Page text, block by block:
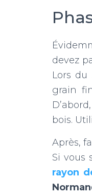
devez
Lors
grain
bois.
Après,
Si vous
rayon